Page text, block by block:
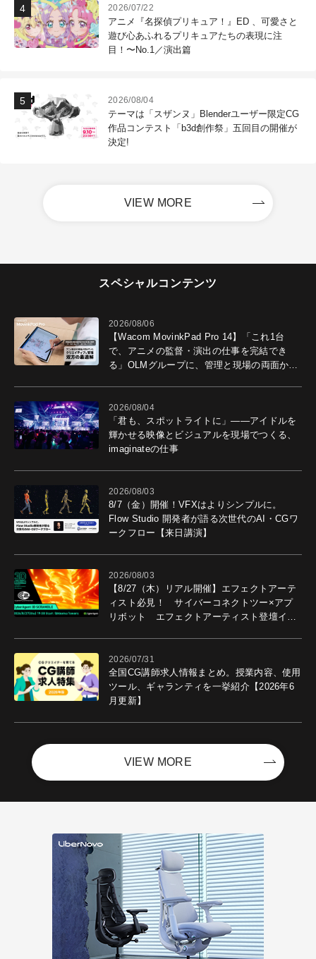
2026/07/22
アニメ『名探偵プリキュア！』ED 、可愛さと
遊び心あふれるプリキュアたちの表現に注
目！〜No.1／演出篇
2026/08/04
テーマは「スザンヌ」Blenderユーザー限定CG
作品コンテスト「b3d創作祭」五回目の開催が
決定!
VIEW MORE
スペシャルコンテンツ
2026/08/06
【Wacom MovinkPad Pro 14】「これ1台
で、アニメの監督・演出の仕事を完結でき
る」OLMグループに、管理と現場の両面から
2026/08/04
「君も、スポットライトに」――アイドルを
輝かせる映像とビジュアルを現場でつくる、
imaginateの仕事
2026/08/03
8/7（金）開催！VFXはよりシンプルに。
Flow Studio 開発者が語る次世代のAI・CGワ
ークフロー【来日講演】
2026/08/03
【8/27（木）リアル開催】エフェクトアーテ
ィスト必見！ サイバーコネクトツー×アプ
リボット エフェクトアーティスト登壇イベ
2026/07/31
全国CG講師求人情報まとめ。授業内容、使用
ツール、ギャランティを一挙紹介【2026年6
月更新】
VIEW MORE